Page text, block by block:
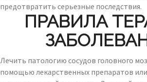
предотвратить серьезные последствия.
ПРАВИЛА
Лечить патологию сосудов головного
помощью лекарственных препаратов